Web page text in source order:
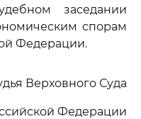
заседании
спорам
Федерации.
Верховного Суда
Федерации